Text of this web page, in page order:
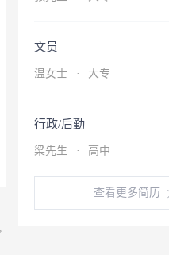
文员
温女士 · 大专
行政/后勤
梁先生 · 高中
查看更多简历